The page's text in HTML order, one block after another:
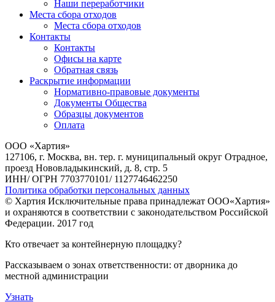
Наши переработчики
Места сбора отходов
Места сбора отходов
Контакты
Контакты
Офисы на карте
Обратная связь
Раскрытие информации
Нормативно-правовые документы
Документы Общества
Образцы документов
Оплата
ООО «Хартия»
127106, г. Москва, вн. тер. г. муниципальный округ Отрадное,
проезд Нововладыкинский, д. 8, стр. 5
ИНН/ ОГРН 7703770101/ 1127746462250
Политика обработки персональных данных
© Хартия Исключительные права принадлежат ООО«Хартия»
и охраняются в соответствии с законодательством Российской
Федерации. 2017 год
Кто отвечает за контейнерную площадку?
Рассказываем о зонах ответственности: от дворника до
местной администрации
Узнать